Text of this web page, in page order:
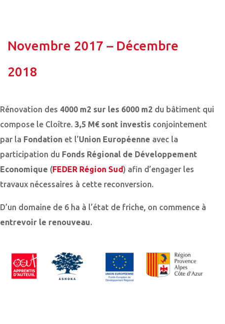
Novembre 2017 – Décembre
2018
Rénovation des 4000 m2 sur les 6000 m2
du bâtiment qui
compose le Cloître. 3,5 M€ sont investis
conjointement
par la Fondation et l’Union Européenne
avec la
participation du Fonds Régional de Développement
Economique
(FEDER Région Sud) afin d’engager les
travaux nécessaires à cette reconversion.
D’un domaine de 6 ha à l’état de friche, on commence à
entrevoir le renouveau